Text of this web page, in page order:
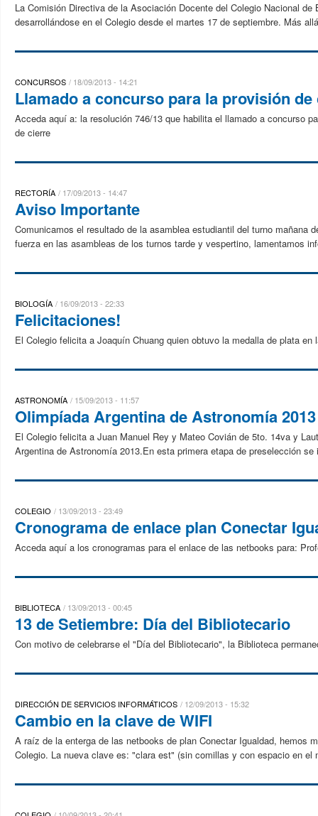
La Comisión Directiva de la Asociación Docente del Colegio Nacional
desarrollándose en el Colegio desde el martes 17 de septiembre. Más
CONCURSOS 18/09/2013 - 14:21
Llamado a concurso para la provisión
Acceda aquí a: la resolución 746/13 que habilita el llamado a concurso
de cierre
RECTORÍA 17/09/2013 - 14:47
Aviso Importante
Comunicamos el resultado de la asamblea estudiantil del turno
fuerza en las asambleas de los turnos tarde y vespertino, lamentamos
BIOLOGÍA 16/09/2013 - 22:33
Felicitaciones!
El Colegio felicita a Joaquín Chuang quien obtuvo la medalla de plata
ASTRONOMÍA 15/09/2013 - 11:57
Olimpíada Argentina de Astronomía 2013
El Colegio felicita a Juan Manuel Rey y Mateo Covián de 5to. 14va y
Argentina de Astronomía 2013.En esta primera etapa de preselección
COLEGIO 13/09/2013 - 23:49
Cronograma de enlace plan Conectar
Acceda aquí a los cronogramas para el enlace de las netbooks para:
BIBLIOTECA 13/09/2013 - 00:45
13 de Setiembre: Día del Bibliotecario
Con motivo de celebrarse el "Día del Bibliotecario", la Biblioteca
DIRECCIÓN DE SERVICIOS INFORMÁTICOS 12/09/2013 - 15:32
Cambio en la clave de WIFI
A raíz de la enterga de las netbooks de plan Conectar Igualdad, hemos
Colegio. La nueva clave es: "clara est" (sin comillas y con espacio en el